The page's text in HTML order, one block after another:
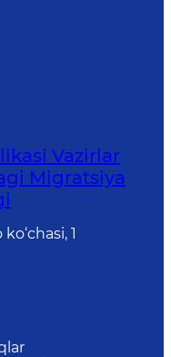
Vazirlar
Migratsiya
1